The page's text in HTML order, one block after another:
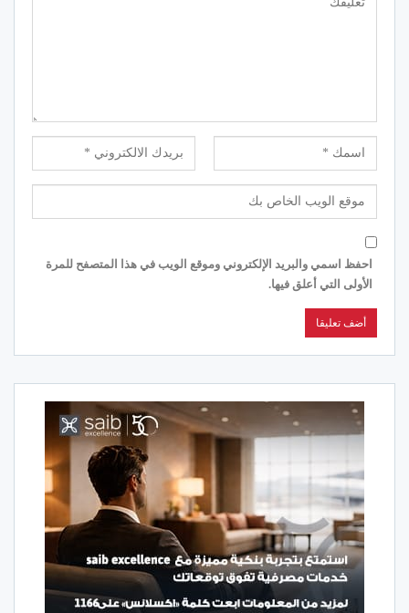
احفظ اسمي والبريد الإلكتروني وموقع الويب في هذا المتصفح للمرة
الأولى التي أعلق فيها.